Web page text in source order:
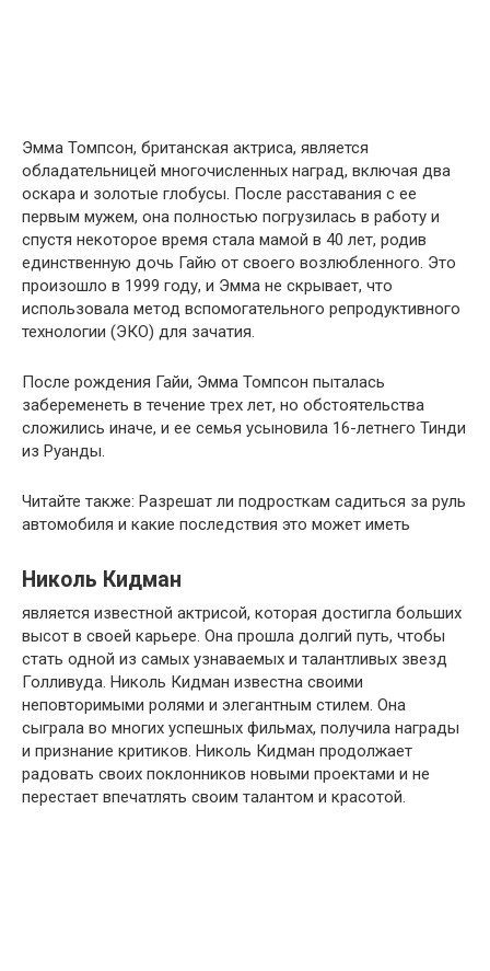
Эмма Томпсон, британская актриса, является
обладательницей многочисленных наград, включая два
оскара и золотые глобусы. После расставания с ее
первым мужем, она полностью погрузилась в работу и
спустя некоторое время стала мамой в 40 лет, родив
единственную дочь Гайю от своего возлюбленного. Это
произошло в 1999 году, и Эмма не скрывает, что
использовала метод вспомогательного репродуктивного
технологии (ЭКО) для зачатия.
После рождения Гайи, Эмма Томпсон пыталась
забеременеть в течение трех лет, но обстоятельства
сложились иначе, и ее семья усыновила 16-летнего Тинди
из Руанды.
Читайте также: Разрешат ли подросткам садиться за руль
автомобиля и какие последствия это может иметь
Николь Кидман
является известной актрисой, которая достигла больших
высот в своей карьере. Она прошла долгий путь, чтобы
стать одной из самых узнаваемых и талантливых звезд
Голливуда. Николь Кидман известна своими
неповторимыми ролями и элегантным стилем. Она
сыграла во многих успешных фильмах, получила награды
и признание критиков. Николь Кидман продолжает
радовать своих поклонников новыми проектами и не
перестает впечатлять своим талантом и красотой.